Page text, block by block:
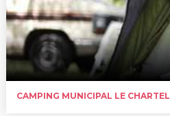
CAMPING MUNICIPAL LE CHARTEL